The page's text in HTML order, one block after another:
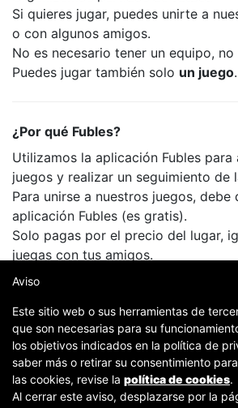
Si quieres jugar, puedes unirte a
o con algunos amigos.
No es necesario tener un equipo,
Puedes jugar también solo un juego.
¿Por qué Fubles?
Utilizamos la aplicación Fubles
juegos y realizar un seguimiento de
Para unirse a nuestros juegos, debe
aplicación Fubles (es gratis).
Solo pagas por el precio del lugar,
juegas con tus amigos.
Aviso
Este sitio web o sus herramientas de
que son necesarias para su
los objetivos indicados en la política de
saber más o retirar su consentimiento
las cookies, revise la política de cookies.
Al cerrar este aviso, desplazarse por la